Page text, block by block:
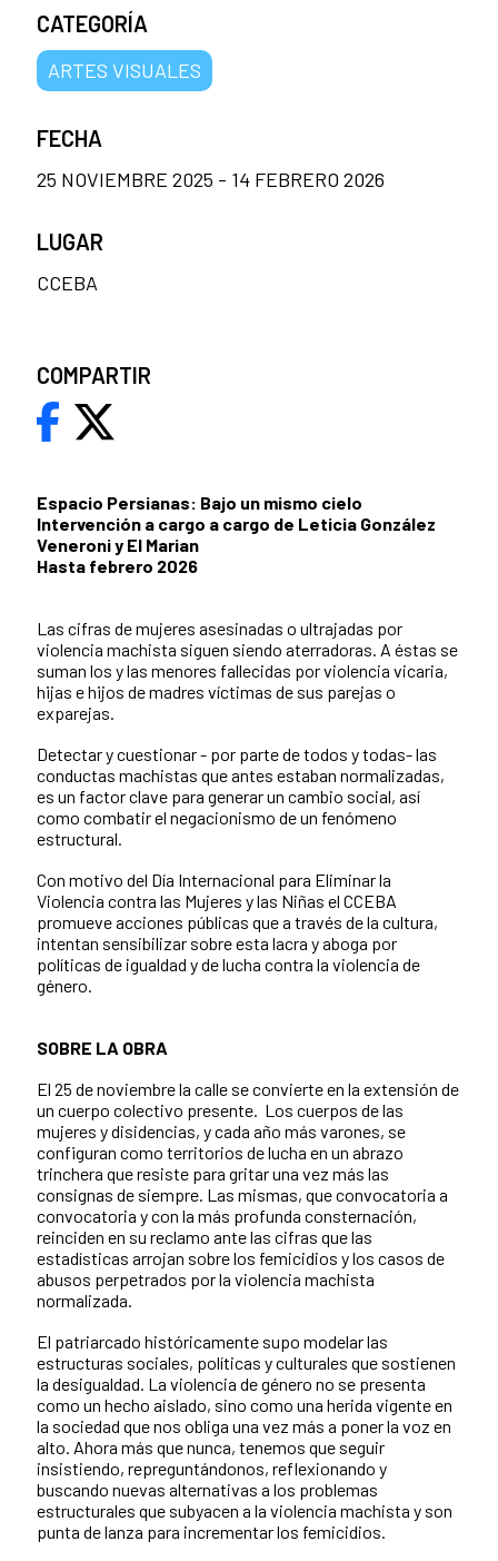
Espacio Persianas: Bajo un mismo cielo
Intervención a cargo a cargo de Leticia González
Veneroni y El Marian
Hasta febrero 2026
Las cifras de mujeres asesinadas o ultrajadas por
violencia machista siguen siendo aterradoras. A éstas se
suman los y las menores fallecidas por violencia vicaria,
hijas e hijos de madres víctimas de sus parejas o
exparejas.
Detectar y cuestionar - por parte de todos y todas- las
conductas machistas que antes estaban normalizadas,
es un factor clave para generar un cambio social, así
como combatir el negacionismo de un fenómeno
estructural.
Con motivo del Día Internacional para Eliminar la
Violencia contra las Mujeres y las Niñas el CCEBA
promueve acciones públicas que a través de la cultura,
intentan sensibilizar sobre esta lacra y aboga por
políticas de igualdad y de lucha contra la violencia de
género.
SOBRE LA OBRA
El 25 de noviembre la calle se convierte en la extensión de
un cuerpo colectivo presente. Los cuerpos de las
mujeres y disidencias, y cada año más varones, se
configuran como territorios de lucha en un abrazo
trinchera que resiste para gritar una vez más las
consignas de siempre. Las mismas, que convocatoria a
convocatoria y con la más profunda consternación,
reinciden en su reclamo ante las cifras que las
estadísticas arrojan sobre los femicidios y los casos de
abusos perpetrados por la violencia machista
normalizada.
El patriarcado históricamente supo modelar las
estructuras sociales, políticas y culturales que sostienen
la desigualdad. La violencia de género no se presenta
como un hecho aislado, sino como una herida vigente en
la sociedad que nos obliga una vez más a poner la voz en
alto. Ahora más que nunca, tenemos que seguir
insistiendo, repreguntándonos, reflexionando y
buscando nuevas alternativas a los problemas
estructurales que subyacen a la violencia machista y son
punta de lanza para incrementar los femicidios.
CATEGORÍA
ARTES VISUALES
FECHA
25 NOVIEMBRE 2025 - 14 FEBRERO 2026
LUGAR
CCEBA
COMPARTIR